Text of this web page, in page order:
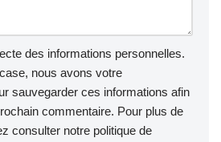
des informations personnelles.
nous avons votre
sauvegarder ces informations afin
commentaire. Pour plus de
consulter notre politique de